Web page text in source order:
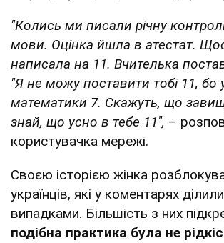
"Колись ми писали річну
мови. Оцінка йшла в атестат.
написала на 11. Вчителька
"Я не можу поставити тобі 11, бо
математики 7. Скажуть, що
знай, що усно в тебе 11", –
користувачка мережі.
Своєю історією жінка
українців, які у коментарях
випадками. Більшість з них
подібна практика була не